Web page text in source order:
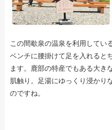
この間歇泉の温泉を利用してい
ベンチに腰掛けて足を入れると
ます。鹿部の特産でもある大き
肌触り。足湯にゆっくり浸かり
のですね。